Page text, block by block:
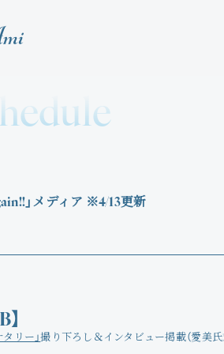
」メディア ※4/13更新
】
タリー」撮り下ろし＆インタビュー掲載（愛美氏